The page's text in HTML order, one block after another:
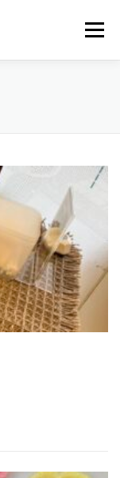
メニュー